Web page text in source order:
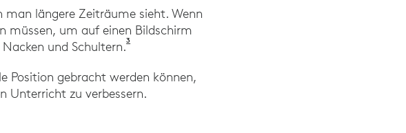
man längere Zeiträume sieht. Wenn
müssen, um auf einen Bildschirm
und Schultern.3Hansraj, Kenneth. (2014). Bewertung von Belastungen
Position gebracht werden können,
Unterricht zu verbessern.